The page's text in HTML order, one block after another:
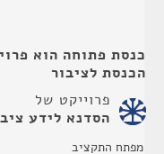
כנסת פתוחה הוא
הכנסת לציבור
פרוייקט של
הסדנא לידע
מפתח התקציב